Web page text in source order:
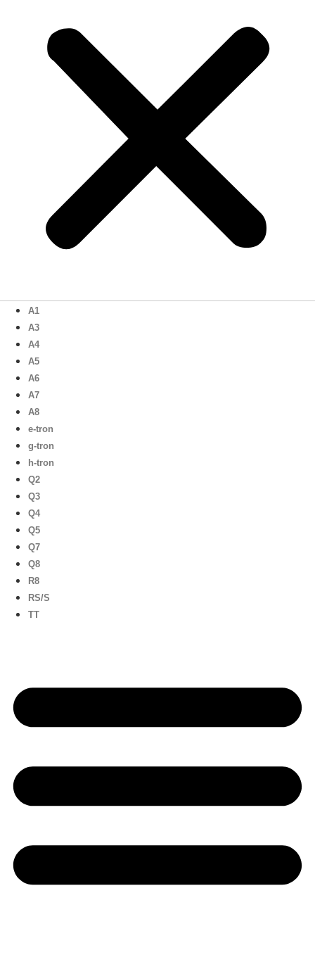
A1
A3
A4
A5
A6
A7
A8
e-tron
g-tron
h-tron
Q2
Q3
Q4
Q5
Q7
Q8
R8
RS/S
TT